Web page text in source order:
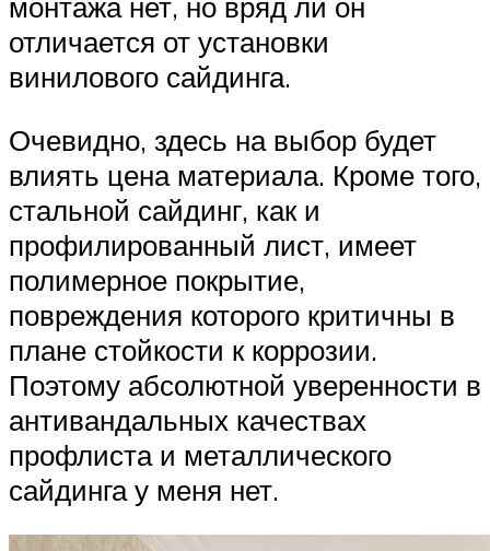
отличается от установки
винилового сайдинга.
Очевидно, здесь на выбор будет
влиять цена материала. Кроме того,
стальной сайдинг, как и
профилированный лист, имеет
полимерное покрытие,
повреждения которого критичны в
плане стойкости к коррозии.
Поэтому абсолютной уверенности в
антивандальных качествах
профлиста и металлического
сайдинга у меня нет.